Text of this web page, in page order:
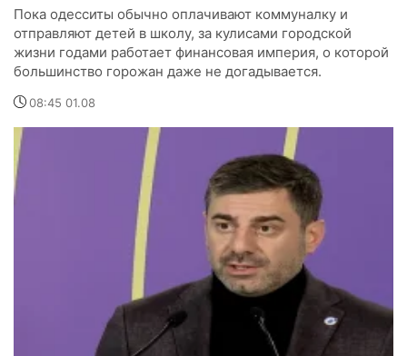
Пока одесситы обычно оплачивают коммуналку и
отправляют детей в школу, за кулисами городской
жизни годами работает финансовая империя, о которой
большинство горожан даже не догадывается.
08:45 01.08